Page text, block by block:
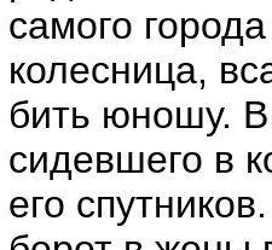
самого
колесница,
бить юношу.
сидевшего в
его